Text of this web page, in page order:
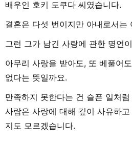
배우인 호키 도쿠다 씨였습니다.
결혼은 다섯 번이지만 아내로서는
그런 그가 남긴 사랑에 관한 명언
아무리 사랑을 받아도, 또 베풀어
없다는 뜻일까요.
만족하지 못한다는 건 슬픈 일처
사람은 사랑에 대해 깊이 사유하
지도 모르겠습니다.